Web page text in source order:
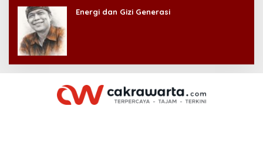
Energi dan Gizi Generasi